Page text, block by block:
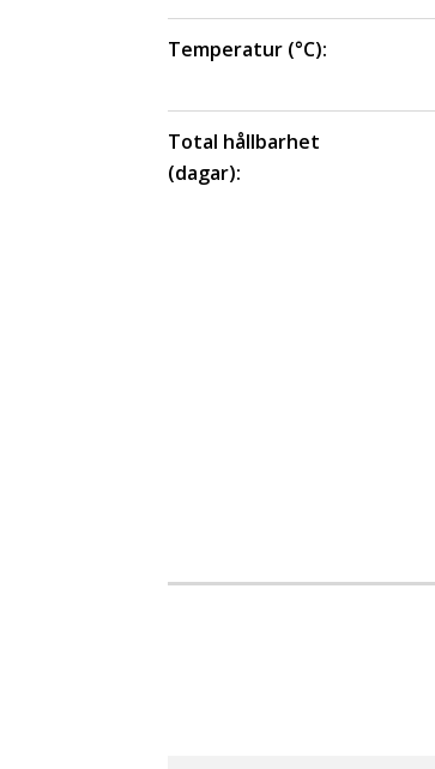
Temperatur (°C):
Total hållbarhet
(dagar):